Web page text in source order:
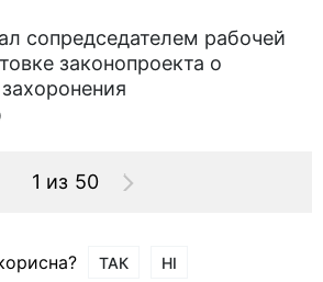
сопредседателем рабочей
законопроекта о
1 из 50
ТАК НІ